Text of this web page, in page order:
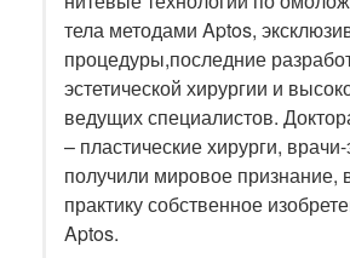
тела методами Aptos,
процедуры,последние
эстетической хирургии и
ведущих специалистов.
– пластические хирурги,
получили мировое признание,
практику собственное
Aptos.